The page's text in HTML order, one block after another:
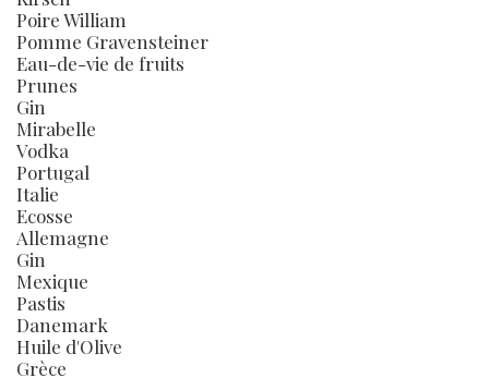
Poire William
Pomme Gravensteiner
Eau-de-vie de fruits
Prunes
Gin
Mirabelle
Vodka
Portugal
Italie
Ecosse
Allemagne
Gin
Mexique
Pastis
Danemark
Huile d'Olive
Grèce